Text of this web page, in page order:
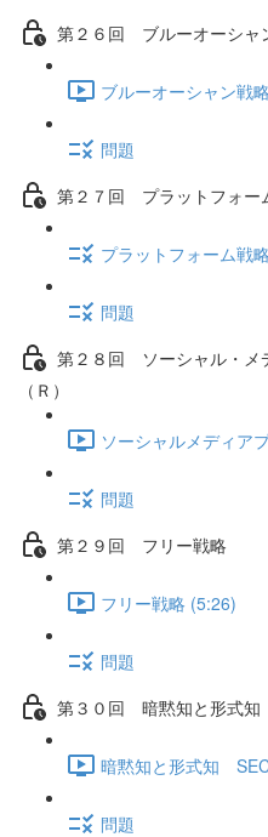
第２６回 ブルーオーシャ
ブルーオーシャン戦
問題
第２７回 プラットフォー
プラットフォーム戦
問題
第２８回 ソーシャル・メ
（Ｒ）
ソーシャルメディア
問題
第２９回 フリー戦略
フリー戦略 (5:26)
問題
第３０回 暗黙知と形式
暗黙知と形式知
問題